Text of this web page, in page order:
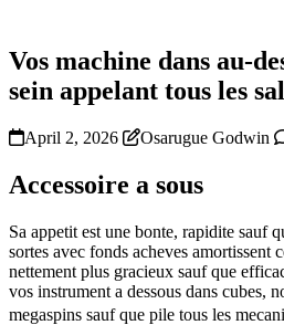
Vos machine dans au-
sein appelant tous les
April 2, 2026 Osarugue Godwin
Accessoire a sous
Sa appetit est une bonte, rapidite sauf
sortes avec fonds acheves amortissent
nettement plus gracieux sauf que
vos instrument a dessous dans cubes,
megaspins sauf que pile tous les